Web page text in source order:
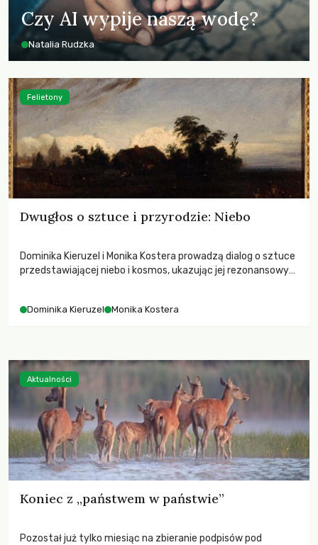
Czy AI wypije naszą wodę?
Natalia Rudzka
Dwugłos o sztuce i przyrodzie: Niebo
Dominika Kieruzel i Monika Kostera prowadzą dialog o sztuce
przedstawiającej niebo i kosmos, ukazując jej rezonansowy
Dominika Kieruzel Monika Kostera
Felietony
Koniec z „państwem w państwie”
Pozostał już tylko miesiąc na zbieranie podpisów pod
Aktualności